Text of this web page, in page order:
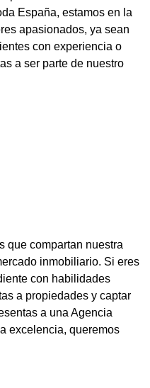
España, estamos en la
apasionados, ya sean
con experiencia o
a ser parte de nuestro
que compartan nuestra
inmobiliario. Si eres
con habilidades
a propiedades y captar
a una Agencia
excelencia, queremos